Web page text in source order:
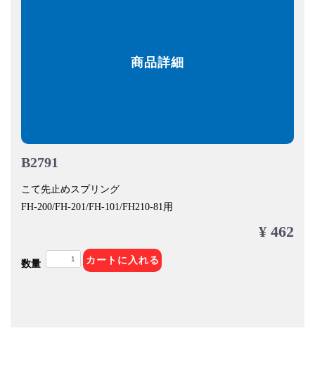
商品詳細
B2791
こて先止めスプリング
FH-200/FH-201/FH-101/FH210-81用
¥ 462
数量 カートに入れる